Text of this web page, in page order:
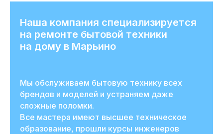
Наша компания специализируется
на ремонте бытовой техники
на дому в Марьино
Мы обслуживаем бытовую технику всех
брендов и моделей и устраняем даже
сложные поломки.
Все мастера имеют высшее техническое
образование, прошли курсы инженеров